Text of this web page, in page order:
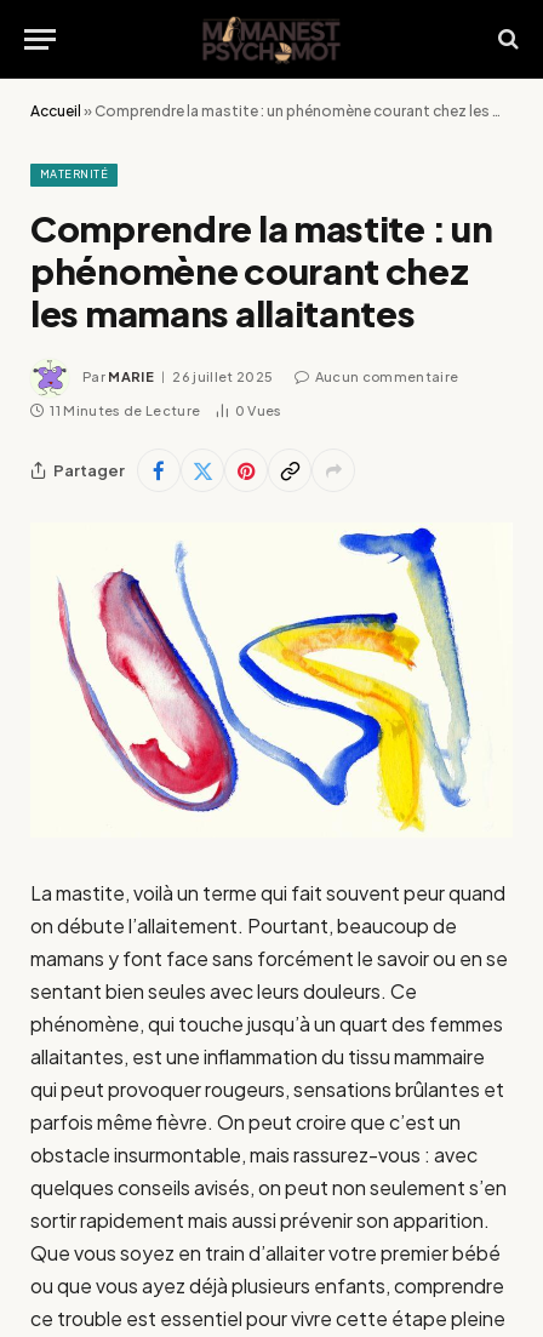
Accueil » Comprendre la mastite : un phénomène courant chez les mamans allaitantes
MATERNITÉ
Comprendre la mastite : un
phénomène courant chez
les mamans allaitantes
Par MARIE 26 juillet 2025 Aucun commentaire
11 Minutes de Lecture 0Vues
Partager
La mastite, voilà un terme qui fait souvent peur quand
on débute l’allaitement. Pourtant, beaucoup de
mamans y font face sans forcément le savoir ou en se
sentant bien seules avec leurs douleurs. Ce
phénomène, qui touche jusqu’à un quart des femmes
allaitantes, est une inflammation du tissu mammaire
qui peut provoquer rougeurs, sensations brûlantes et
parfois même fièvre. On peut croire que c’est un
obstacle insurmontable, mais rassurez-vous : avec
quelques conseils avisés, on peut non seulement s’en
sortir rapidement mais aussi prévenir son apparition.
Que vous soyez en train d’allaiter votre premier bébé
ou que vous ayez déjà plusieurs enfants, comprendre
ce trouble est essentiel pour vivre cette étape pleine